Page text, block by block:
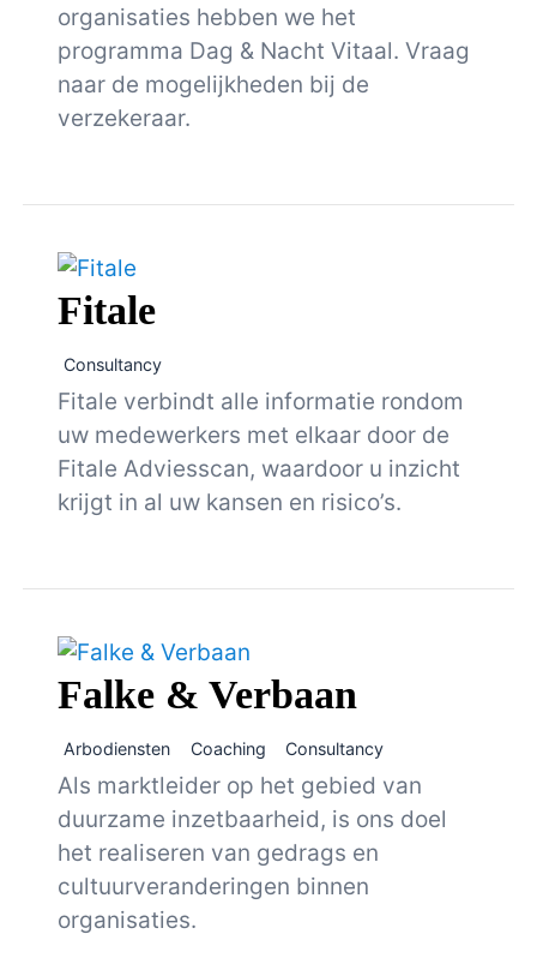
organisaties hebben we het
programma Dag & Nacht Vitaal. Vraag
naar de mogelijkheden bij de
verzekeraar.
Fitale
Consultancy
Fitale verbindt alle informatie rondom
uw medewerkers met elkaar door de
Fitale Adviesscan, waardoor u inzicht
krijgt in al uw kansen en risico’s.
Falke & Verbaan
Arbodiensten Coaching Consultancy
Als marktleider op het gebied van
duurzame inzetbaarheid, is ons doel
het realiseren van gedrags en
cultuurveranderingen binnen
organisaties.